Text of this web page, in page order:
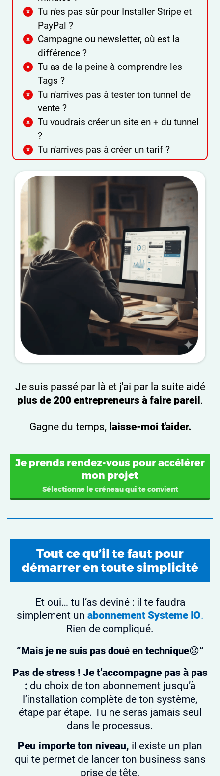
Tu n'es pas sûr pour Installer Stripe et
PayPal ?
Campagne ou newsletter, où est la
différence ?
Tu as de la peine à comprendre les
Tags ?
Tu n'arrives pas à tester ton tunnel de
vente ?
Tu voudrais créer un site en + du tunnel
?
Tu n'arrives pas à créer un tarif ?
Je suis passé par là et j'ai par la suite aidé
plus de 200 entrepreneurs à faire pareil .
Gagne du temps,laisse-moi t'aider.
Je prends rendez-vous pour accélérer
mon projet
Sélectionne le créneau qui te convient
Tout ce qu’il te faut pour
démarrer en toute simplicité
Et oui… tu l’as deviné : il te faudra
simplement un abonnement Systeme IO.
Rien de compliqué.
“Mais je ne suis pas doué en technique😧”
Pas de stress ! Je t’accompagne pas à pas
: du choix de ton abonnement jusqu’à
l’installation complète de ton système,
étape par étape. Tu ne seras jamais seul
dans le processus.
Peu importe ton niveau, il existe un plan
qui te permet de lancer ton business sans
prise de tête.